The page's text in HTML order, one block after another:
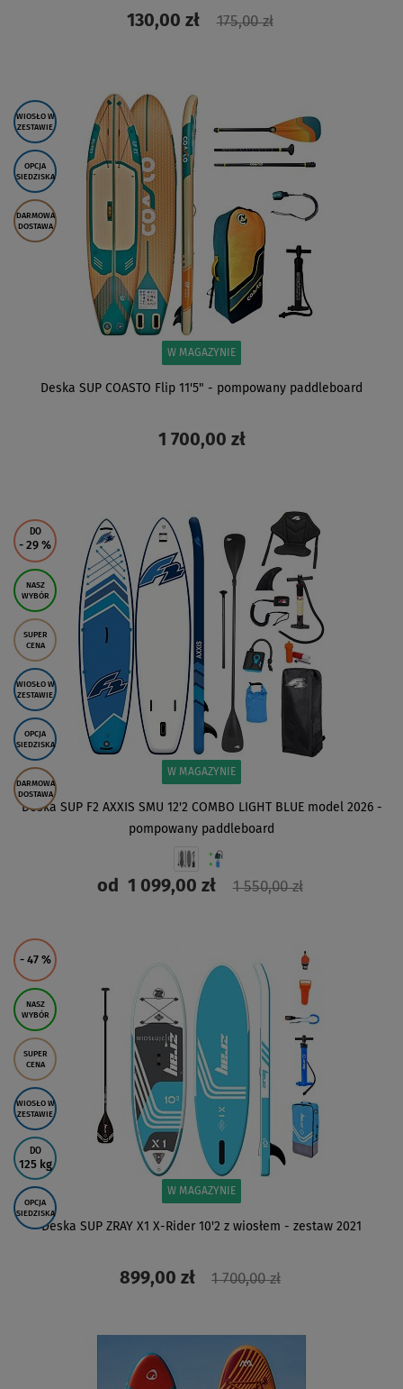
130,00 zł 175,00 zł
ZOBACZ
WIOSŁO W
ZESTAWIE
OPCJA
SIEDZISKA
DARMOWA
DOSTAWA
W MAGAZYNIE
Deska SUP COASTO Flip 11'5" - pompowany paddleboard
1 700,00 zł
DO
- 29 %
NASZ
WYBÓR
SUPER
CENA
WIOSŁO W
ZESTAWIE
OPCJA
SIEDZISKA
DARMOWA
DOSTAWA
W MAGAZYNIE
Deska SUP F2 AXXIS SMU 12'2 COMBO LIGHT BLUE model 2026 -
pompowany paddleboard
od1 099,00 zł 1 550,00 zł
- 47 %
NASZ
WYBÓR
SUPER
CENA
WIOSŁO W
ZESTAWIE
DO
125 kg
OPCJA
SIEDZISKA
W MAGAZYNIE
Deska SUP ZRAY X1 X-Rider 10'2 z wiosłem - zestaw 2021
899,00 zł 1 700,00 zł
ZOBACZ